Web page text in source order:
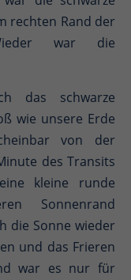
rechten Rand der
war die
das schwarze
wie unsere Erde
von der
des Transits
kleine runde
Sonnenrand
die Sonne wieder
und das Frieren
war es nur für